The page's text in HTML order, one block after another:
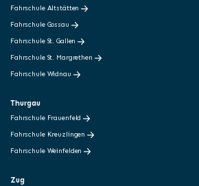
Fahrschule Altstätten
Fahrschule Gossau
Fahrschule St. Gallen
Fahrschule St. Margrethen
Fahrschule Widnau
Thurgau
Fahrschule Frauenfeld
Fahrschule Kreuzlingen
Fahrschule Weinfelden
Zug